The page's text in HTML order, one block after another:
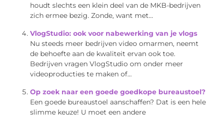
houdt slechts een klein deel van de MKB-bedrijven
zich ermee bezig. Zonde, want met...
VlogStudio: ook voor nabewerking van je vlogs
Nu steeds meer bedrijven video omarmen, neemt
de behoefte aan de kwaliteit ervan ook toe.
Bedrijven vragen VlogStudio om onder meer
videoproducties te maken of...
Op zoek naar een goede goedkope bureaustoel?
Een goede bureaustoel aanschaffen? Dat is een hele
slimme keuze! U moet een andere